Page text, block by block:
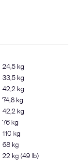
24,5 kg
33,5 kg
42,2 kg
74,8 kg
42,2 kg
76 kg
110 kg
68 kg
22 kg (49 lb)